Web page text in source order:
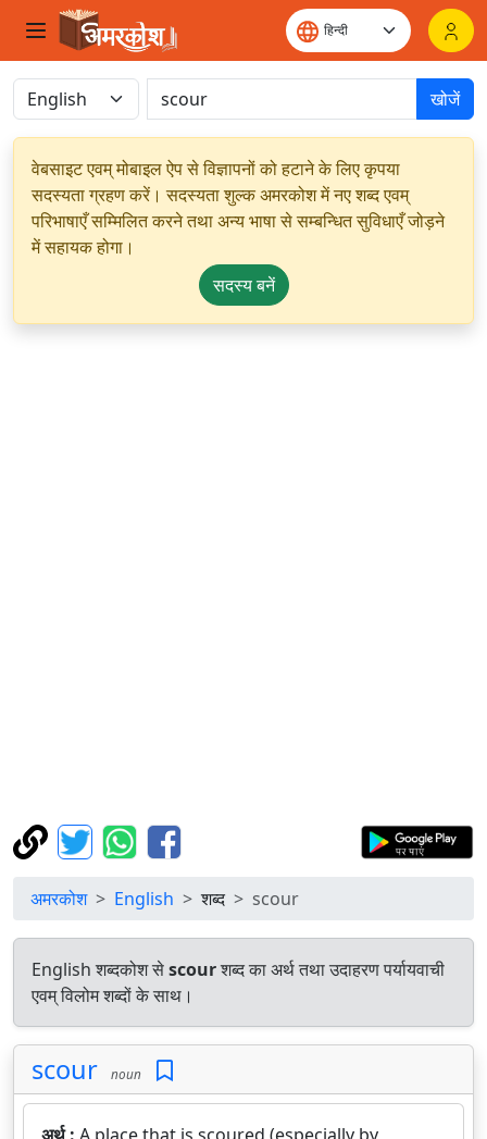
खोजें
वेबसाइट एवम् मोबाइल ऐप से विज्ञापनों को हटाने के लिए कृपया
सदस्यता ग्रहण करें। सदस्यता शुल्क अमरकोश में नए शब्द एवम्
परिभाषाएँ सम्मिलित करने तथा अन्य भाषा से सम्बन्धित सुविधाएँ जोड़ने
में सहायक होगा।
सदस्य बनें
अमरकोश English शब्द scour
English शब्दकोश सेscourशब्द का अर्थ तथा उदाहरण पर्यायवाची
एवम् विलोम शब्दों के साथ।
scour noun